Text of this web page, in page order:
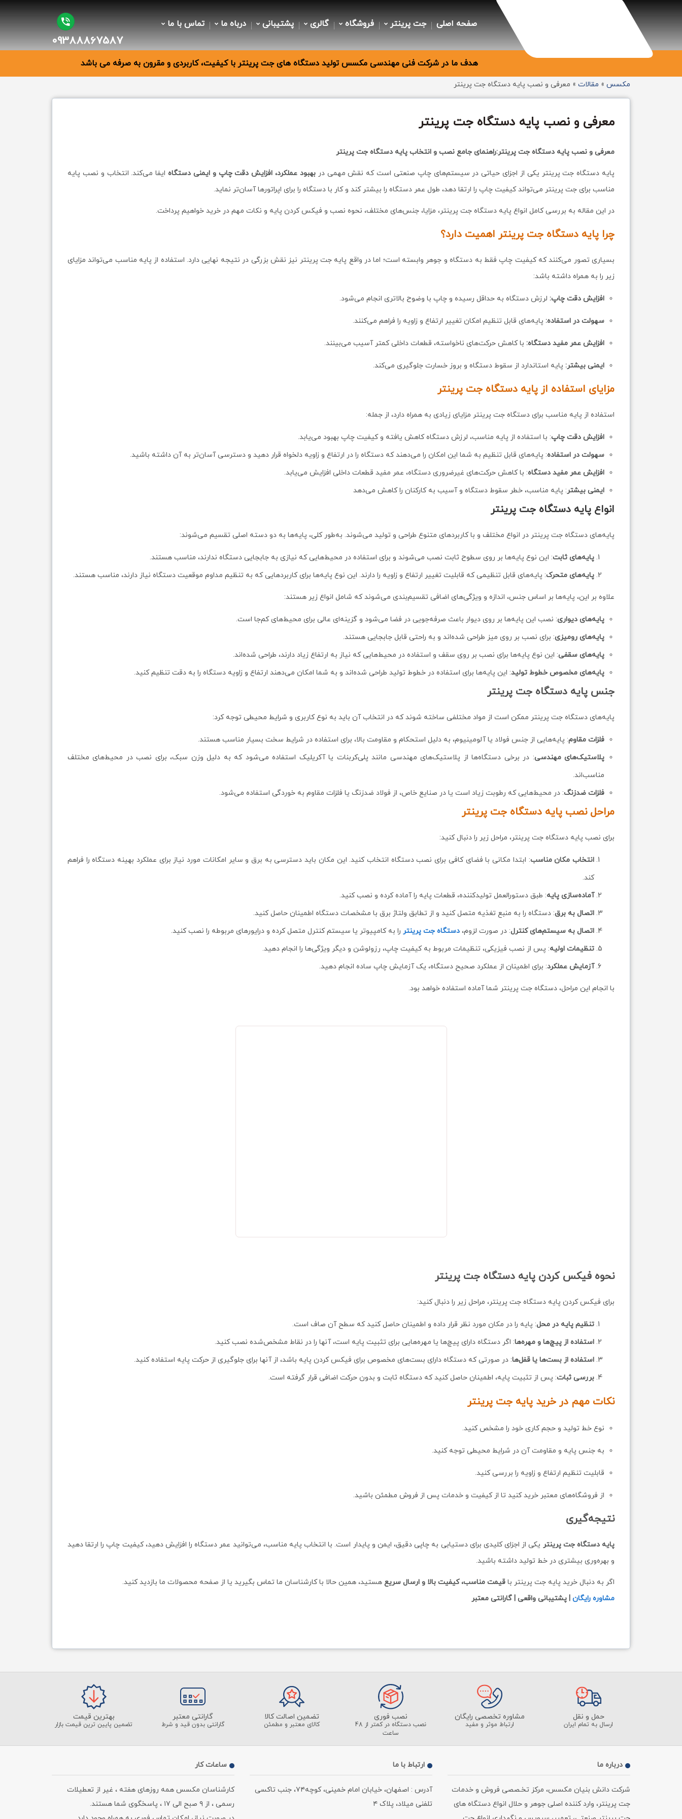
صفحه اصلی جت پرینتر فروشگاه گالری پشتیبانی درباه ما تماس با ما
09388867587
هدف ما در شرکت فنی مهندسی مکسس تولید دستگاه های جت پرینتر با کیفیت، کاربردی و مقرون به صرفه می باشد
مکسس » مقالات » معرفی و نصب پایه دستگاه جت پرینتر
معرفی و نصب پایه دستگاه جت پرینتر
معرفی و نصب پایه دستگاه جت پرینتر:راهنمای جامع نصب و انتخاب پایه دستگاه جت پرینتر
پایه دستگاه جت پرینتر یکی از اجزای حیاتی در سیستم‌های چاپ صنعتی است که نقش مهمی دربهبود عملکرد، افزایش دقت چاپ و ایمنی دستگاه ایفا می‌کند. انتخاب و نصب پایه
مناسب برای جت پرینتر می‌تواند کیفیت چاپ را ارتقا دهد، طول عمر دستگاه را بیشتر کند و کار با دستگاه را برای اپراتورها آسان‌تر نماید.
در این مقاله به بررسی کامل انواع پایه دستگاه جت پرینتر، مزایا، جنس‌های مختلف، نحوه نصب و فیکس کردن پایه و نکات مهم در خرید خواهیم پرداخت.
چرا پایه دستگاه جت پرینتر اهمیت دارد؟
بسیاری تصور می‌کنند که کیفیت چاپ فقط به دستگاه و جوهر وابسته است؛ اما در واقع پایه جت پرینتر نیز نقش بزرگی در نتیجه نهایی دارد. استفاده از پایه مناسب می‌تواند مزایای
زیر را به همراه داشته باشد:
افزایش دقت چاپ: لرزش دستگاه به حداقل رسیده و چاپ با وضوح بالاتری انجام می‌شود.
سهولت در استفاده: پایه‌های قابل تنظیم امکان تغییر ارتفاع و زاویه را فراهم می‌کنند.
افزایش عمر مفید دستگاه: با کاهش حرکت‌های ناخواسته، قطعات داخلی کمتر آسیب می‌بینند.
ایمنی بیشتر: پایه استاندارد از سقوط دستگاه و بروز خسارت جلوگیری می‌کند.
مزایای استفاده از پایه دستگاه جت پرینتر
استفاده از پایه مناسب برای دستگاه جت پرینتر مزایای زیادی به همراه دارد، از جمله:
افزایش دقت چاپ: با استفاده از پایه مناسب، لرزش دستگاه کاهش یافته و کیفیت چاپ بهبود می‌یابد.
سهولت در استفاده: پایه‌های قابل تنظیم به شما این امکان را می‌دهند که دستگاه را در ارتفاع و زاویه دلخواه قرار دهید و دسترسی آسان‌تر به آن داشته باشید.
افزایش عمر مفید دستگاه: با کاهش حرکت‌های غیرضروری دستگاه، عمر مفید قطعات داخلی افزایش می‌یابد.
ایمنی بیشتر: پایه مناسب، خطر سقوط دستگاه و آسیب به کارکنان را کاهش می‌دهد
انواع پایه دستگاه جت پرینتر
پایه‌های دستگاه جت پرینتر در انواع مختلف و با کاربردهای متنوع طراحی و تولید می‌شوند. به‌طور کلی، پایه‌ها به دو دسته اصلی تقسیم می‌شوند:
پایه‌های ثابت: این نوع پایه‌ها بر روی سطوح ثابت نصب می‌شوند و برای استفاده در محیط‌هایی که نیازی به جابجایی دستگاه ندارند، مناسب هستند.
پایه‌های متحرک: پایه‌های قابل تنظیمی که قابلیت تغییر ارتفاع و زاویه را دارند. این نوع پایه‌ها برای کاربردهایی که به تنظیم مداوم موقعیت دستگاه نیاز دارند، مناسب هستند.
علاوه بر این، پایه‌ها بر اساس جنس، اندازه و ویژگی‌های اضافی تقسیم‌بندی می‌شوند که شامل انواع زیر هستند:
پایه‌های دیواری: نصب این پایه‌ها بر روی دیوار باعث صرفه‌جویی در فضا می‌شود و گزینه‌ای عالی برای محیط‌های کم‌جا است.
پایه‌های رومیزی: برای نصب بر روی میز طراحی شده‌اند و به راحتی قابل جابجایی هستند.
پایه‌های سقفی: این نوع پایه‌ها برای نصب بر روی سقف و استفاده در محیط‌هایی که نیاز به ارتفاع زیاد دارند، طراحی شده‌اند.
پایه‌های مخصوص خطوط تولید: این پایه‌ها برای استفاده در خطوط تولید طراحی شده‌اند و به شما امکان می‌دهند ارتفاع و زاویه دستگاه را به دقت تنظیم کنید.
جنس پایه دستگاه جت پرینتر
پایه‌های دستگاه جت پرینتر ممکن است از مواد مختلفی ساخته شوند که در انتخاب آن باید به نوع کاربری و شرایط محیطی توجه کرد:
فلزات مقاوم: پایه‌هایی از جنس فولاد یا آلومینیوم، به دلیل استحکام و مقاومت بالا، برای استفاده در شرایط سخت بسیار مناسب هستند.
پلاستیک‌های مهندسی: در برخی دستگاه‌ها از پلاستیک‌های مهندسی مانند پلی‌کربنات یا آکریلیک استفاده می‌شود که به دلیل وزن سبک، برای نصب در محیط‌های مختلف
مناسب‌اند.
فلزات ضدزنگ: در محیط‌هایی که رطوبت زیاد است یا در صنایع خاص، از فولاد ضدزنگ یا فلزات مقاوم به خوردگی استفاده می‌شود.
مراحل نصب پایه دستگاه جت پرینتر
برای نصب پایه دستگاه جت پرینتر، مراحل زیر را دنبال کنید:
انتخاب مکان مناسب: ابتدا مکانی با فضای کافی برای نصب دستگاه انتخاب کنید. این مکان باید دسترسی به برق و سایر امکانات مورد نیاز برای عملکرد بهینه دستگاه را فراهم
کند.
آماده‌سازی پایه: طبق دستورالعمل تولیدکننده، قطعات پایه را آماده کرده و نصب کنید.
اتصال به برق: دستگاه را به منبع تغذیه متصل کنید و از تطابق ولتاژ برق با مشخصات دستگاه اطمینان حاصل کنید.
اتصال به سیستم‌های کنترل: در صورت لزوم، دستگاه جت پرینتر را به کامپیوتر یا سیستم کنترل متصل کرده و درایورهای مربوطه را نصب کنید.
تنظیمات اولیه: پس از نصب فیزیکی، تنظیمات مربوط به کیفیت چاپ، رزولوشن و دیگر ویژگی‌ها را انجام دهید.
آزمایش عملکرد: برای اطمینان از عملکرد صحیح دستگاه، یک آزمایش چاپ ساده انجام دهید.
با انجام این مراحل، دستگاه جت پرینتر شما آماده استفاده خواهد بود.
نحوه فیکس کردن پایه دستگاه جت پرینتر
برای فیکس کردن پایه دستگاه جت پرینتر، مراحل زیر را دنبال کنید:
تنظیم پایه در محل: پایه را در مکان مورد نظر قرار داده و اطمینان حاصل کنید که سطح آن صاف است.
استفاده از پیچ‌ها و مهره‌ها: اگر دستگاه دارای پیچ‌ها یا مهره‌هایی برای تثبیت پایه است، آنها را در نقاط مشخص‌شده نصب کنید.
استفاده از بست‌ها یا قفل‌ها: در صورتی که دستگاه دارای بست‌های مخصوص برای فیکس کردن پایه باشد، از آنها برای جلوگیری از حرکت پایه استفاده کنید.
بررسی ثبات: پس از تثبیت پایه، اطمینان حاصل کنید که دستگاه ثابت و بدون حرکت اضافی قرار گرفته است.
نکات مهم در خرید پایه جت پرینتر
نوع خط تولید و حجم کاری خود را مشخص کنید.
به جنس پایه و مقاومت آن در شرایط محیطی توجه کنید.
قابلیت تنظیم ارتفاع و زاویه را بررسی کنید.
از فروشگاه‌های معتبر خرید کنید تا از کیفیت و خدمات پس از فروش مطمئن باشید.
نتیجه‌گیری
پایه دستگاه جت پرینتر یکی از اجزای کلیدی برای دستیابی به چاپی دقیق، ایمن و پایدار است. با انتخاب پایه مناسب، می‌توانید عمر دستگاه را افزایش دهید، کیفیت چاپ را ارتقا دهید
و بهره‌وری بیشتری در خط تولید داشته باشید.
اگر به دنبال خرید پایه جت پرینتر با قیمت مناسب، کیفیت بالا و ارسال سریع هستید، همین حالا با کارشناسان ما تماس بگیرید یا از صفحه محصولات ما بازدید کنید.
مشاوره رایگان | پشتیبانی واقعی | گارانتی معتبر
حمل و نقل
ارسال به تمام ایران
مشاوره تخصصی رایگان
ارتباط موثر و مفید
نصب فوری
نصب دستگاه در کمتر از 48
ساعت
تضمین اصالت کالا
کالای معتبر و مطمئن
گارانتی معتبر
گارانتی بدون قید و شرط
بهترین قیمت
تضمین پایین ترین قیمت بازار
درباره ما
شرکت دانش بنیان مکسس، مرکز تخـصصی فروش و خدمات
جت پرینتر، وارد کننده اصلی جوهر و حلال انواع دستگاه های
ارتباط با ما
آدرس : اصفهان، خیابان امام خمینی، کوچه۷۴، جنب تاکسی
تلفنی میلاد، پلاک ۴
ساعات کار
کارشناسان مکسس همه روزهای هفته ، غیر از تعطیلات
رسمی ، از ۹ صبح الی ۱۷ ، پاسخگوی شما هستند.